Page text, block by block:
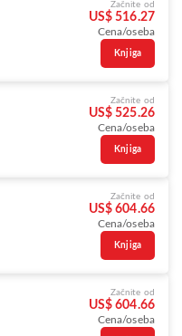
Začnite od
US$ 516.27
Cena/oseba
Knjiga
Začnite od
US$ 525.26
Cena/oseba
Knjiga
Začnite od
US$ 604.66
Cena/oseba
Knjiga
Začnite od
US$ 604.66
Cena/oseba